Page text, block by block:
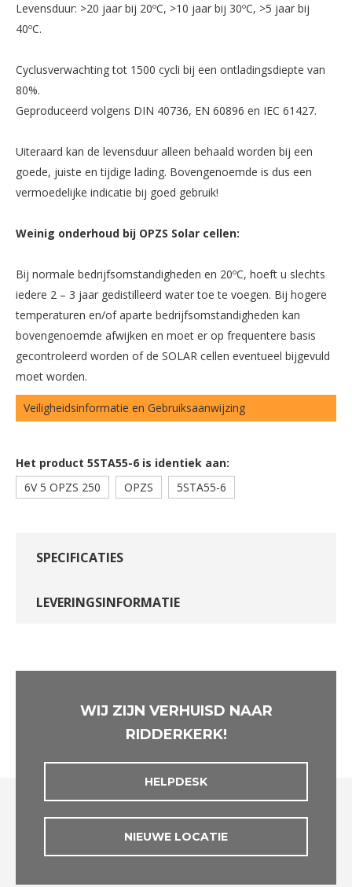
Levensduur: >20 jaar bij 20ºC, >10 jaar bij 30ºC, >5 jaar bij
40ºC.
Cyclusverwachting tot 1500 cycli bij een ontladingsdiepte van
80%.
Geproduceerd volgens DIN 40736, EN 60896 en IEC 61427.
Uiteraard kan de levensduur alleen behaald worden bij een
goede, juiste en tijdige lading. Bovengenoemde is dus een
vermoedelijke indicatie bij goed gebruik!
Weinig onderhoud bij OPZS Solar cellen:
Bij normale bedrijfsomstandigheden en 20ºC, hoeft u slechts
iedere 2 – 3 jaar gedistilleerd water toe te voegen. Bij hogere
temperaturen en/of aparte bedrijfsomstandigheden kan
bovengenoemde afwijken en moet er op frequentere basis
gecontroleerd worden of de SOLAR cellen eventueel bijgevuld
moet worden.
Veiligheidsinformatie en Gebruiksaanwijzing
Het product 5STA55-6 is identiek aan:
6V 5 OPZS 250
OPZS 5STA55-6
SPECIFICATIES
LEVERINGSINFORMATIE
WIJ ZIJN VERHUISD NAAR
RIDDERKERK!
HELPDESK
NIEUWE LOCATIE